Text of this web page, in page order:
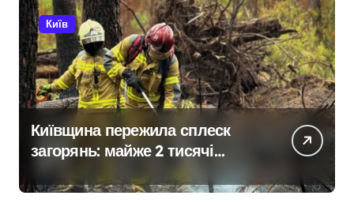
Київ
Київщина пережила сплеск
загорянь: майже 2 тисячі
пожеж за рік у природних
екосистемах